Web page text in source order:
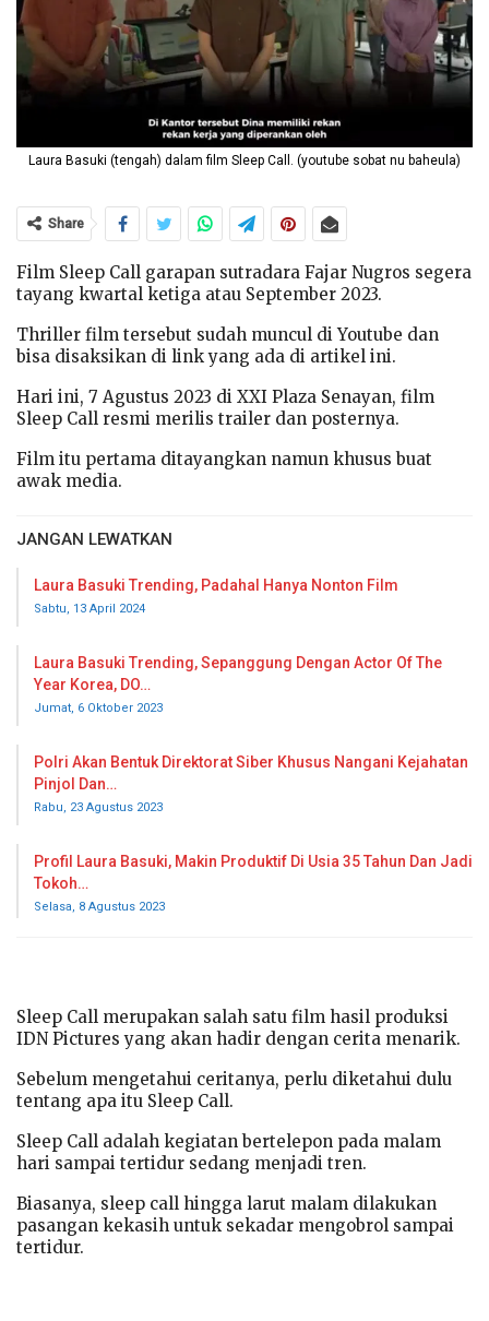
Laura Basuki (tengah) dalam film Sleep Call. (youtube sobat nu baheula)
Share
Film Sleep Call garapan sutradara Fajar Nugros segera
tayang kwartal ketiga atau September 2023.
Thriller film tersebut sudah muncul di Youtube dan
bisa disaksikan di link yang ada di artikel ini.
Hari ini, 7 Agustus 2023 di XXI Plaza Senayan, film
Sleep Call resmi merilis trailer dan posternya.
Film itu pertama ditayangkan namun khusus buat
awak media.
JANGAN LEWATKAN
Laura Basuki Trending, Padahal Hanya Nonton Film
Sabtu, 13 April 2024
Laura Basuki Trending, Sepanggung Dengan Actor Of The
Year Korea, DO…
Jumat, 6 Oktober 2023
Polri Akan Bentuk Direktorat Siber Khusus Nangani Kejahatan
Pinjol Dan…
Rabu, 23 Agustus 2023
Profil Laura Basuki, Makin Produktif Di Usia 35 Tahun Dan Jadi
Tokoh…
Selasa, 8 Agustus 2023
Sleep Call merupakan salah satu film hasil produksi
IDN Pictures yang akan hadir dengan cerita menarik.
Sebelum mengetahui ceritanya, perlu diketahui dulu
tentang apa itu Sleep Call.
Sleep Call adalah kegiatan bertelepon pada malam
hari sampai tertidur sedang menjadi tren.
Biasanya, sleep call hingga larut malam dilakukan
pasangan kekasih untuk sekadar mengobrol sampai
tertidur.